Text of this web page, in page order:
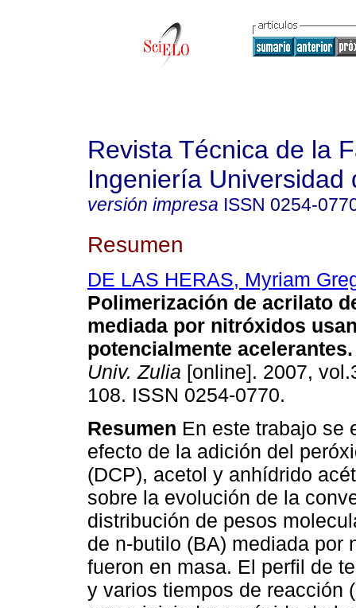
Revista Técnica de la
Ingeniería Universidad
versión impresa ISSN 0254-
Resumen
DE LAS HERAS, Myriam
Polimerización de acrilato
mediada por nitróxidos
potencialmente acelerantes.
Univ. Zulia [online]. 2007,
108. ISSN 0254-0770.
Resumen En este trabajo se
efecto de la adición del
(DCP), acetol y anhídrido
sobre la evolución de la
distribución de pesos
de n-butilo (BA) mediada por
fueron en masa. El perfil de
y varios tiempos de reacción